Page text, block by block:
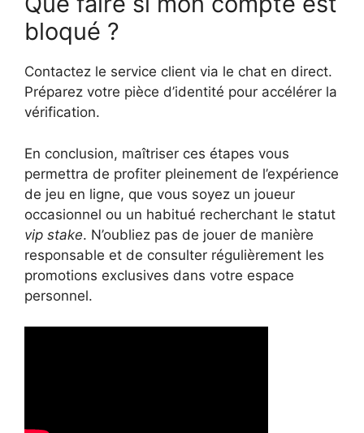
bloqué ?
Contactez le service client via le chat en direct.
Préparez votre pièce d’identité pour accélérer la
vérification.
En conclusion, maîtriser ces étapes vous
permettra de profiter pleinement de l’expérience
de jeu en ligne, que vous soyez un joueur
occasionnel ou un habitué recherchant le statut
vip stake. N’oubliez pas de jouer de manière
responsable et de consulter régulièrement les
promotions exclusives dans votre espace
personnel.